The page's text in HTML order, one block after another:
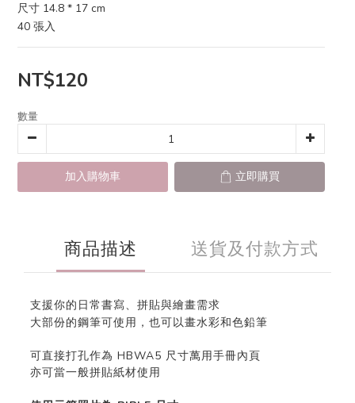
尺寸 14.8 * 17 cm
40 張入
NT$120
數量
加入購物車 立即購買
商品描述 送貨及付款方式
支援你的日常書寫、拼貼與繪畫需求
大部份的鋼筆可使用，也可以畫水彩和色鉛筆
可直接打孔作為 HBWA5 尺寸萬用手冊內頁
亦可當一般拼貼紙材使用